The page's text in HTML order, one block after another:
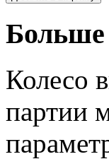
Больше
Колесо
партии